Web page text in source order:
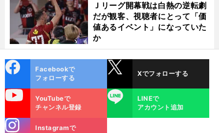
Ｊリーグ開幕戦は白熱の逆転劇
だが観客、視聴者にとって「価
値あるイベント」になっていた
か
ok
Facebookで
フォローする
Xでフォローする
YouTubeで
チャンネル登録
LINE
LINEで
アカウント追加
Instagramで